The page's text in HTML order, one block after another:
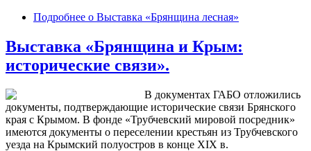
Подробнее о Выставка «Брянщина лесная»
Выставка «Брянщина и Крым:
исторические связи».
В документах ГАБО отложились
документы, подтверждающие исторические связи Брянского
края с Крымом. В фонде «Трубчевский мировой посредник»
имеются документы о переселении крестьян из Трубчевского
уезда на Крымский полуостров в конце XIX в.